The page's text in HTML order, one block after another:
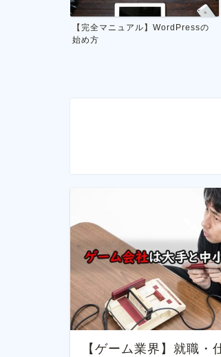
【完全マニュアル】はてなブログの
始め方
【ゲーム業界】就職・